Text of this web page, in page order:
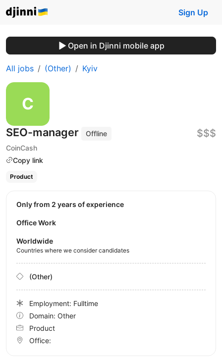
Sign Up
Open in Djinni mobile app
All jobs (Other) Kyiv
SEO-manager
Offline
CoinCash
Copy link
$$$
Product
Only from 2 years of experience
Office Work
Worldwide
Countries where we consider candidates
(Other)
Employment: Fulltime
Domain: Other
Product
Office: